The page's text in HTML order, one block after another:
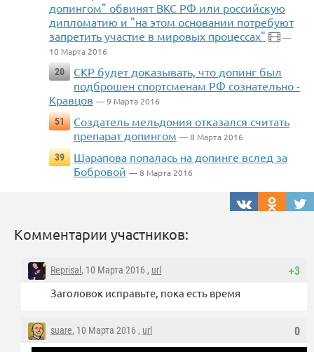
допингом" обвинят ВКС РФ или российскую
дипломатию и "на этом основании потребуют
запретить участие в мировых процессах"
—
10 Марта 2016
20
СКР будет доказывать, что допинг был
подброшен спортсменам РФ сознательно -
Кравцов — 9 Марта 2016
51
Создатель мельдония отказался считать
препарат допингом — 8 Марта 2016
39
Шарапова попалась на допинге вслед за
Бобровой — 8 Марта 2016
Комментарии участников:
+3
Reprisal , 10 Марта 2016 , url
Заголовок исправьте, пока есть время
0
suare, 10 Марта 2016 , url